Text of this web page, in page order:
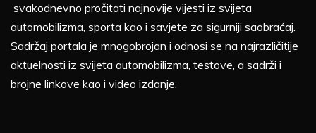
svakodnevno pročitati najnovije vijesti iz svijeta
automobilizma, sporta kao i savjete za sigurniji saobraćaj.
Sadržaj portala je mnogobrojan i odnosi se na najrazličitije
aktuelnosti iz svijeta automobilizma, testove, a sadrži i
brojne linkove kao i video izdanje.